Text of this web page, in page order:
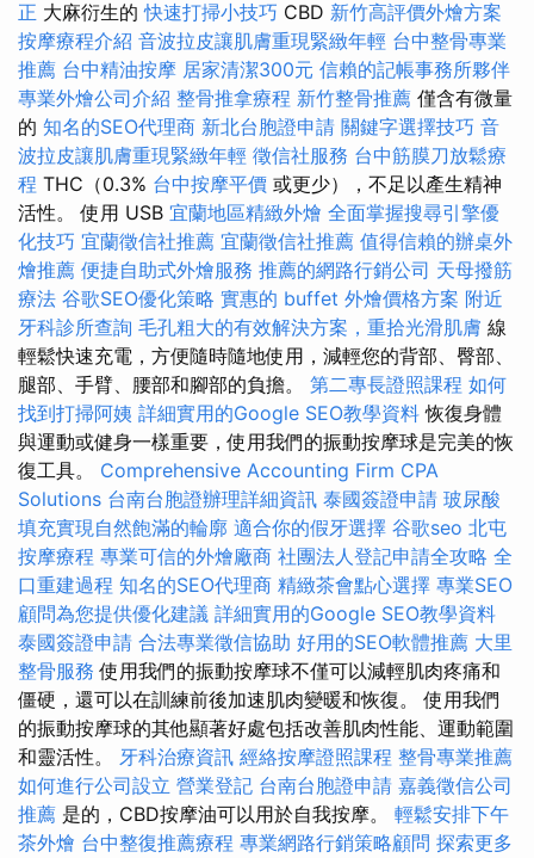
正 大麻衍生的快速打掃小技巧 CBD 新竹高評價外燴方案
按摩療程介紹 音波拉皮讓肌膚重現緊緻年輕 台中整骨專業
推薦 台中精油按摩 居家清潔300元 信賴的記帳事務所夥伴
專業外燴公司介紹 整骨推拿療程 新竹整骨推薦 僅含有微量
的 知名的SEO代理商 新北台胞證申請 關鍵字選擇技巧 音
波拉皮讓肌膚重現緊緻年輕 徵信社服務 台中筋膜刀放鬆療
程 THC（0.3% 台中按摩平價 或更少），不足以產生精神
活性。 使用 USB 宜蘭地區精緻外燴 全面掌握搜尋引擎優
化技巧 宜蘭徵信社推薦 宜蘭徵信社推薦 值得信賴的辦桌外
燴推薦 便捷自助式外燴服務 推薦的網路行銷公司 天母撥筋
療法 谷歌SEO優化策略 實惠的 buffet 外燴價格方案 附近
牙科診所查詢 毛孔粗大的有效解決方案，重拾光滑肌膚 線
輕鬆快速充電，方便隨時隨地使用，減輕您的背部、臀部、
腿部、手臂、腰部和腳部的負擔。 第二專長證照課程 如何
找到打掃阿姨 詳細實用的Google SEO教學資料 恢復身體
與運動或健身一樣重要，使用我們的振動按摩球是完美的恢
復工具。 Comprehensive Accounting Firm CPA
Solutions 台南台胞證辦理詳細資訊 泰國簽證申請 玻尿酸
填充實現自然飽滿的輪廓 適合你的假牙選擇 谷歌seo 北屯
按摩療程 專業可信的外燴廠商 社團法人登記申請全攻略 全
口重建過程 知名的SEO代理商 精緻茶會點心選擇 專業SEO
顧問為您提供優化建議 詳細實用的Google SEO教學資料
泰國簽證申請 合法專業徵信協助 好用的SEO軟體推薦 大里
整骨服務 使用我們的振動按摩球不僅可以減輕肌肉疼痛和
僵硬，還可以在訓練前後加速肌肉變暖和恢復。 使用我們
的振動按摩球的其他顯著好處包括改善肌肉性能、運動範圍
和靈活性。 牙科治療資訊 經絡按摩證照課程 整骨專業推薦
如何進行公司設立 營業登記 台南台胞證申請 嘉義徵信公司
推薦 是的，CBD按摩油可以用於自我按摩。 輕鬆安排下午
茶外燴 台中整復推薦療程 專業網路行銷策略顧問 探索更多